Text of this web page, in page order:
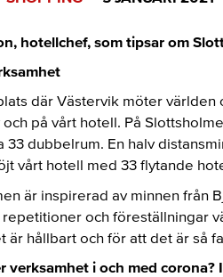
hotellchef, som tipsar om
där Västervik möter
på vårt hotell. På
33 dubbelrum. En halv
vårt hotell med 33 flytande
är inspirerad av minnen från
och föreställningar
är hållbart och för att det är så
verksamhet i och med